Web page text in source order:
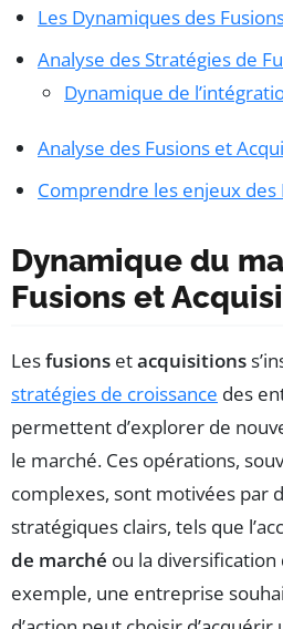
Les Dynamiques des
Analyse des Stratégies de
Dynamique de
Analyse des Fusions et
Comprendre les enjeux des
Dynamique du
Fusions et
Lesfusions etacquisitions
stratégies de croissance des
permettent d’explorer de
le marché. Ces opérations,
complexes, sont motivées par
stratégiques clairs, tels que
de marché ou la diversification
exemple, une entreprise